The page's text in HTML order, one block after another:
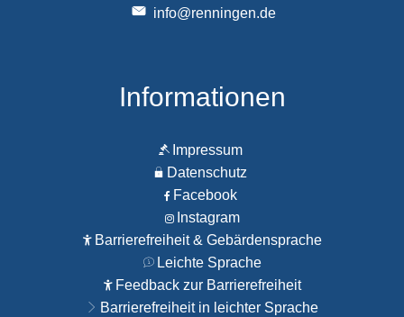
info@renningen.de
Informationen
Impressum
Datenschutz
Facebook
Instagram
Barrierefreiheit & Gebärdensprache
Leichte Sprache
Feedback zur Barrierefreiheit
Barrierefreiheit in leichter Sprache